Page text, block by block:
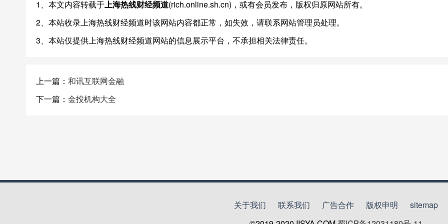
1、本文内容转载于上海热线财经频道(rich.online.sh.cn)，或有会员发布，版权归原网站所有。
2、本站收录上海热线财经频道时该网站内容都正常，如失效，请联系网站管理员处理。
3、本站仅提供上海热线财经频道网站的信息展示平台，不承担相关法律责任。
上一篇： 和讯互联网金融
下一篇： 金投机构大全
关于我们 联系我们 广告合作 版权申明
sitemap